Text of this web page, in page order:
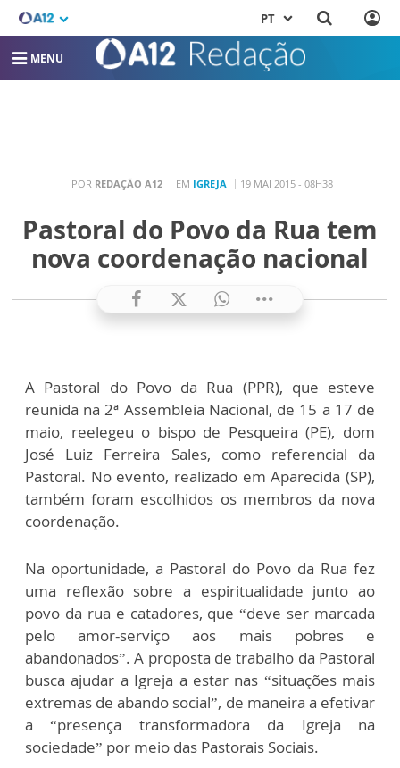
PT
MENU
POR REDAÇÃO A12 EM IGREJA 19 MAI 2015 - 08H38
Pastoral do Povo da Rua tem
nova coordenação nacional
A Pastoral do Povo da Rua (PPR), que esteve
reunida na 2ª Assembleia Nacional, de 15 a 17 de
maio, reelegeu o bispo de Pesqueira (PE), dom
José Luiz Ferreira Sales, como referencial da
Pastoral. No evento, realizado em Aparecida (SP),
também foram escolhidos os membros da nova
coordenação.
Na oportunidade, a Pastoral do Povo da Rua fez
uma reflexão sobre a espiritualidade junto ao
povo da rua e catadores, que “deve ser marcada
pelo amor-serviço aos mais pobres e
abandonados”. A proposta de trabalho da Pastoral
busca ajudar a Igreja a estar nas “situações mais
extremas de abando social”, de maneira a efetivar
a “presença transformadora da Igreja na
sociedade” por meio das Pastorais Sociais.